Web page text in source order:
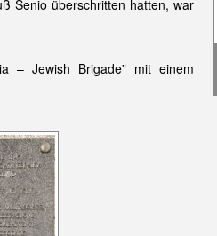
Senio überschritten hatten, war
– Jewish Brigade” mit einem